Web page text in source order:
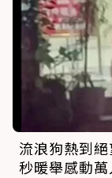
流浪狗熱到
秒暖舉感動萬